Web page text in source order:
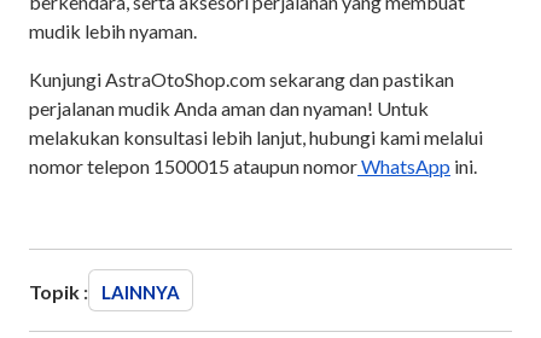
mudik lebih nyaman.
Kunjungi AstraOtoShop.com sekarang dan pastikan
perjalanan mudik Anda aman dan nyaman! Untuk
melakukan konsultasi lebih lanjut, hubungi kami melalui
nomor telepon 1500015 ataupun nomorWhatsApp ini.
Topik : LAINNYA